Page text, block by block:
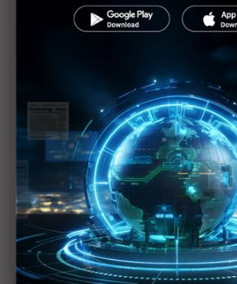
SK海力士與韓美半導體8年情出現裂
韓美半導體罕見調漲TCB價格25%
HBM需求大 韓華Semitech又獲SK
傳SK海力士引進ASMPT TCB設備
SK海力士擴大HBM3E生產 TCB訂